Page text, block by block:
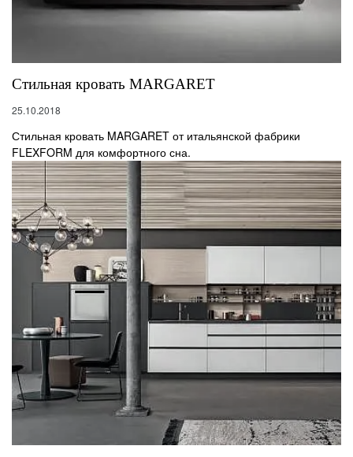
Стильная кровать MARGARET
25.10.2018
Стильная кровать MARGARET от итальянской фабрики
FLEXFORM для комфортного сна.